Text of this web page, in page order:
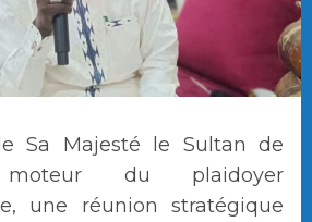
Sa Majesté le Sultan de
moteur du plaidoyer
une réunion stratégique